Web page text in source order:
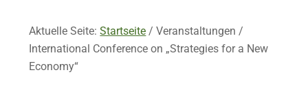
Aktuelle Seite:Startseite / Veranstaltungen/
International Conference on „Strategies for a New
Economy“